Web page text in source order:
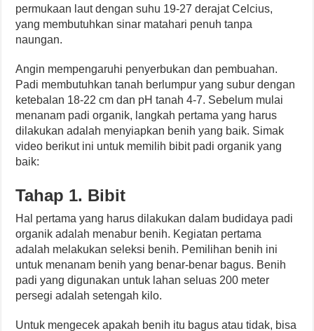
permukaan laut dengan suhu 19-27 derajat Celcius,
yang membutuhkan sinar matahari penuh tanpa
naungan.
Angin mempengaruhi penyerbukan dan pembuahan.
Padi membutuhkan tanah berlumpur yang subur dengan
ketebalan 18-22 cm dan pH tanah 4-7. Sebelum mulai
menanam padi organik, langkah pertama yang harus
dilakukan adalah menyiapkan benih yang baik. Simak
video berikut ini untuk memilih bibit padi organik yang
baik:
Tahap 1. Bibit
Hal pertama yang harus dilakukan dalam budidaya padi
organik adalah menabur benih. Kegiatan pertama
adalah melakukan seleksi benih. Pemilihan benih ini
untuk menanam benih yang benar-benar bagus. Benih
padi yang digunakan untuk lahan seluas 200 meter
persegi adalah setengah kilo.
Untuk mengecek apakah benih itu bagus atau tidak, bisa